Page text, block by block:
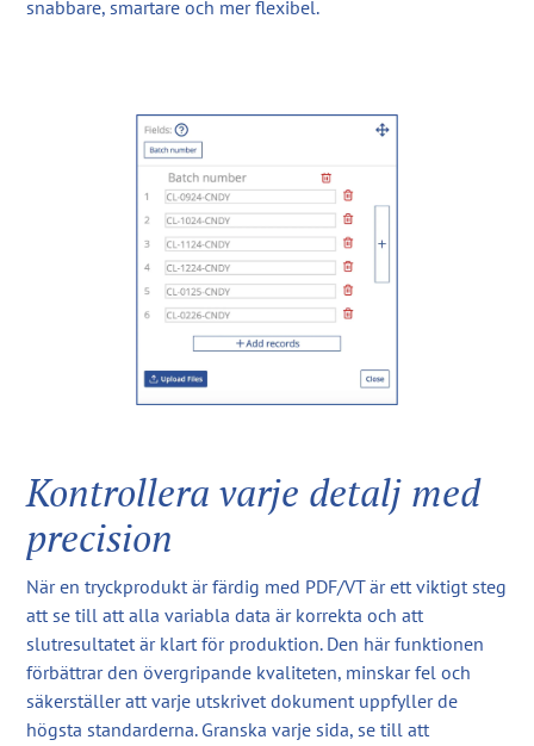
snabbare, smartare och mer flexibel.
Kontrollera varje detalj med
precision
När en tryckprodukt är färdig med PDF/VT är ett viktigt steg
att se till att alla variabla data är korrekta och att
slutresultatet är klart för produktion. Den här funktionen
förbättrar den övergripande kvaliteten, minskar fel och
säkerställer att varje utskrivet dokument uppfyller de
högsta standarderna. Granska varje sida, se till att